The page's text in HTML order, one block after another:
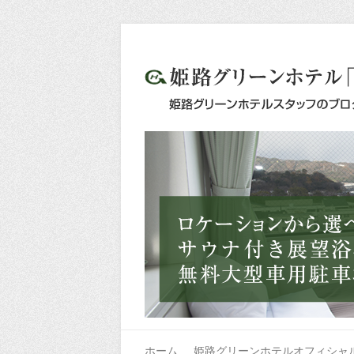
ホーム 姫路グリーンホテルオフィシャ